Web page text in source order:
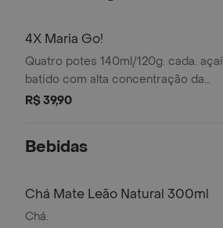
4X Maria Go!
Quatro potes 140ml/120g. cada. açaí
batido com alta concentração da
fruta. prático, pronto para consumo e
R$ 39,90
Bebidas
Chá Mate Leão Natural 300ml
Chá.